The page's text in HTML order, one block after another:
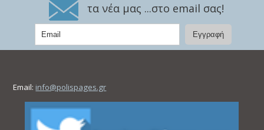
τα νέα μας ...στο email σας!
Email: info@polispages.gr